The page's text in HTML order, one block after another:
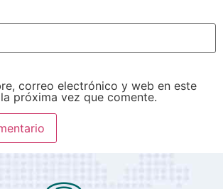
correo electrónico y web en este
próxima vez que comente.